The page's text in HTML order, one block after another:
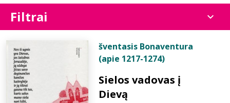
Filtrai
šventasis Bonaventura
(apie 1217-1274)
Sielos vadovas į
Dievą